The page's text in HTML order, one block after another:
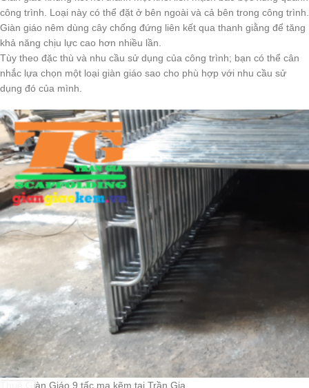
công trình. Loại này có thể đặt ở bên ngoài và cả bên trong công trình.
Giàn giáo nêm dùng cây chống đứng liên kết qua thanh giằng để tăng
khả năng chịu lực cao hơn nhiều lần.
Tùy theo đặc thù và nhu cầu sử dụng của công trình; bạn có thể cân
nhắc lựa chọn một loại giàn giáo sao cho phù hợp với nhu cầu sử
dụng đó của mình.
Thuê Giàn Giáo 9 tấc mạ kẽm tại Trần Gia